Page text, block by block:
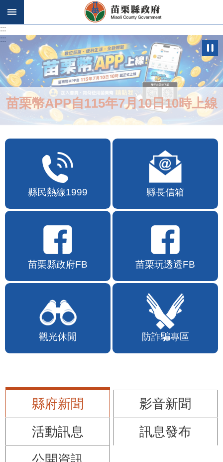
跳到主要內容區塊
:::
:::
苗栗幣APP自115年7月10日10時上線
縣民熱線1999 縣長信箱
苗栗縣政府FB 苗栗玩透透FB
觀光休閒 防詐騙專區
縣府新聞
影音新聞
活動訊息
訊息發布